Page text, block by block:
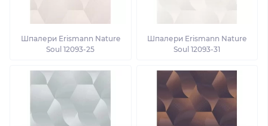
Шпалери Erismann Nature
Soul 12093-25
Шпалери Erismann Nature
Soul 12093-31